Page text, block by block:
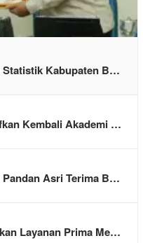
Statistik Kabupaten B…
Kembali Akademi …
Pandan Asri Terima B…
Layanan Prima Me…